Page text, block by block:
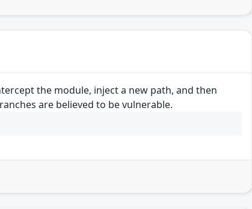
the module, inject a new path, and then
are believed to be vulnerable.